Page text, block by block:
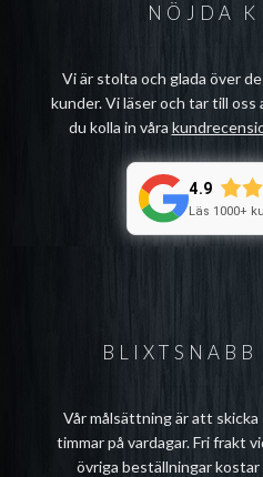
BLIXTSNABB
Vår målsättning är att
timmar på vardagar. Fri frakt
övriga beställningar
NÖJDA
Vi är stolta och glada över
kunder. Vi läser och tar till oss
du kolla in våra
4.9
Läs 1000+